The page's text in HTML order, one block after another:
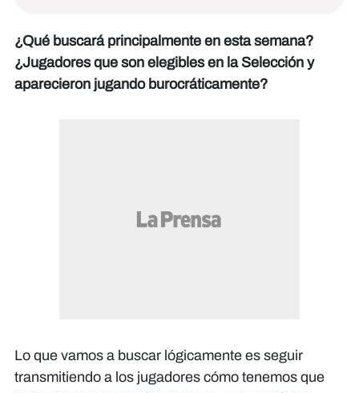
¿Qué buscará principalmente en esta semana?
¿Jugadores que son elegibles en la Selección y
aparecieron jugando burocráticamente?
Lo que vamos a buscar lógicamente es seguir
transmitiendo a los jugadores cómo tenemos que